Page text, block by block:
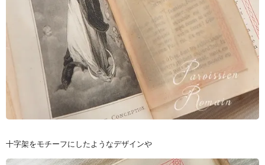
十字架をモチーフにしたようなデザインや